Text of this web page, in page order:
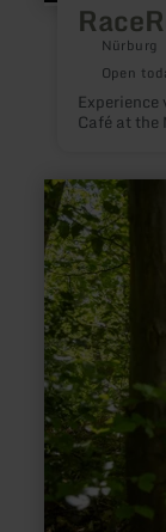
Nürburg
Open
Café at
learn
more
about:
Ich
bin
der
Fischbach
–
und
ich
kenne
jede
Brücke